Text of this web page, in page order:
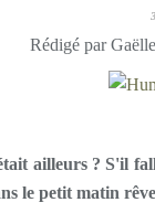
Rédigé par
ailleurs ? S'il
le petit matin